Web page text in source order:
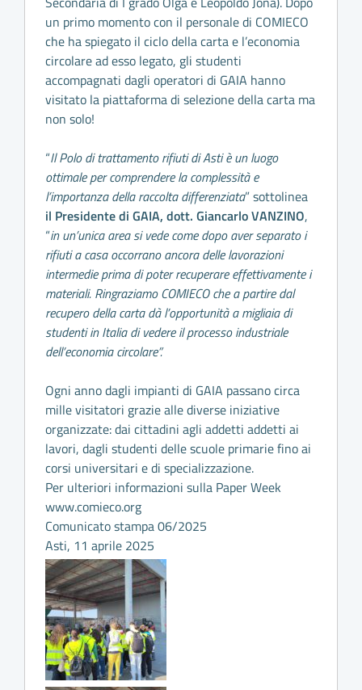
un primo momento con il personale di COMIECO
che ha spiegato il ciclo della carta e l’economia
circolare ad esso legato, gli studenti
accompagnati dagli operatori di GAIA hanno
visitato la piattaforma di selezione della carta ma
non solo!
“Il Polo di trattamento rifiuti di Asti è un luogo
ottimale per comprendere la complessità e
l’importanza della raccolta differenziata” sottolinea
il Presidente di GAIA, dott. Giancarlo VANZINO,
“in un’unica area si vede come dopo aver separato i
rifiuti a casa occorrano ancora delle lavorazioni
intermedie prima di poter recuperare effettivamente i
materiali. Ringraziamo COMIECO che a partire dal
recupero della carta dà l’opportunità a migliaia di
studenti in Italia di vedere il processo industriale
dell’economia circolare”.
Ogni anno dagli impianti di GAIA passano circa
mille visitatori grazie alle diverse iniziative
organizzate: dai cittadini agli addetti addetti ai
lavori, dagli studenti delle scuole primarie fino ai
corsi universitari e di specializzazione.
Per ulteriori informazioni sulla Paper Week
www.comieco.org
Comunicato stampa 06/2025
Asti, 11 aprile 2025